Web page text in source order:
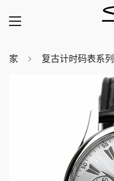
家 复古计时码表系列